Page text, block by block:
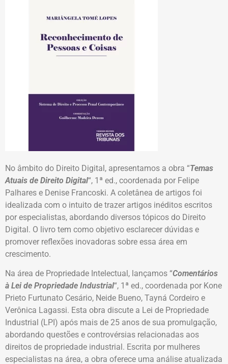
No âmbito do Direito Digital, apresentamos a obra “Temas
Atuais de Direito Digital“, 1ª ed., coordenada por Felipe
Palhares e Denise Francoski. A coletânea de artigos foi
idealizada com o intuito de trazer artigos inéditos escritos
por especialistas, abordando diversos tópicos do Direito
Digital. O livro tem como objetivo esclarecer dúvidas e
promover reflexões inovadoras sobre essa área em
crescimento.
Na área de Propriedade Intelectual, lançamos “Comentários
à Lei de Propriedade Industrial“, 1ª ed., coordenada por Kone
Prieto Furtunato Cesário, Neide Bueno, Tayná Cordeiro e
Verônica Lagassi. Esta obra discute a Lei de Propriedade
Industrial (LPI) após mais de 25 anos de sua promulgação,
abordando questões e controvérsias relacionadas aos
direitos de propriedade industrial. Escrita por mulheres
especialistas na área, a obra oferece uma análise atualizada